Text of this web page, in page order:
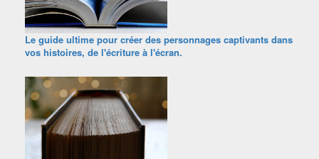
Le guide ultime pour créer des personnages captivants dans
vos histoires, de l'écriture à l'écran.